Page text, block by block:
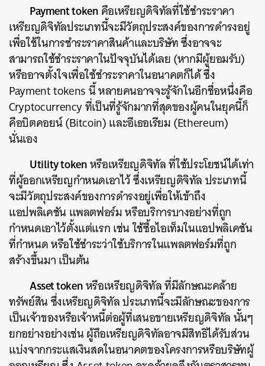
Payment tokenคือเหรียญดิจิทัลที่ใช้ชำระราคา
เหรียญดิจิทัลประเภทนี้จะมีวัตถุประสงค์ของการดำรงอยู่
เพื่อใช้ในการชำระราคาสินค้าและบริษัท ซึ่งอาจจะ
สามารถใช้ชำระราคาในปัจจุบันได้เลย (หากมีผู้ยอมรับ)
หรืออาจตั้งใจเพื่อใช้ชำระราคาในอนาคตก็ได้ ซึ่ง
Payment tokens นี้ หลายคนอาจจะรู้จักในอีกชื่อหนึ่งคือ
Cryptocurrency ที่เป็นที่รู้จักมากที่สุดของผู้คนในยุคนี้ก็
คือบิตคอยน์ (Bitcoin) และอีเธอเรียม (Ethereum)
นั่นเอง
Utility tokenหรือเหรียญดิจิทัล ที่ใช้ประโยชน์ได้เท่า
ที่ผู้ออกเหรียญกำหนดเอาไว้ ซึ่งเหรียญดิจิทัล ประเภทนี้
จะมีวัตถุประสงค์ของการดำรงอยู่เพื่อให้เข้าถึง
แอปพลิเคชัน แพลตฟอร์ม หรือบริการบางอย่างที่ถูก
กำหนดเอาไว้ตั้งแต่แรก เช่น ใช้ซื้อไอเท็มในแอปพลิเคชัน
ที่กำหนด หรือใช้ชำระว่าใช้บริการในแพลตฟอร์มที่ถูก
สร้างขึ้นมา เป็นต้น
Asset tokenหรือเหรียญดิจิทัล ที่มีลักษณะคล้าย
ทรัพย์สิน ซึ่งเหรียญดิจิทัล ประเภทนี้จะมีลักษณะของการ
เป็นเจ้าของหรือเจ้าหนี้ต่อผู้ที่เสนอขายเหรียญดิจิทัล นั้นๆ
ยกอย่างอย่างเช่น ผู้ถือเหรียญดิจิทัลอาจมีสิทธิได้รับส่วน
แบ่งจากกระแสเงินสดในอนาคตของโครงการหรือบริษัทผู้